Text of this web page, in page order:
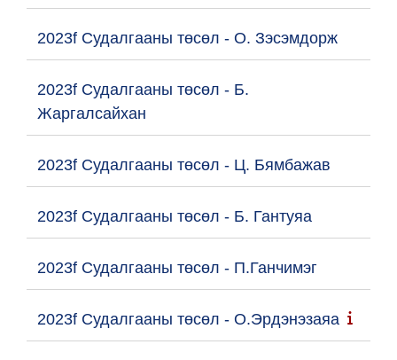
2023f Судалгааны төсөл - О. Зэсэмдорж
2023f Судалгааны төсөл - Б.
Жаргалсайхан
2023f Судалгааны төсөл - Ц. Бямбажав
2023f Судалгааны төсөл - Б. Гантуяа
2023f Судалгааны төсөл - П.Ганчимэг
2023f Судалгааны төсөл - О.Эрдэнэзаяа